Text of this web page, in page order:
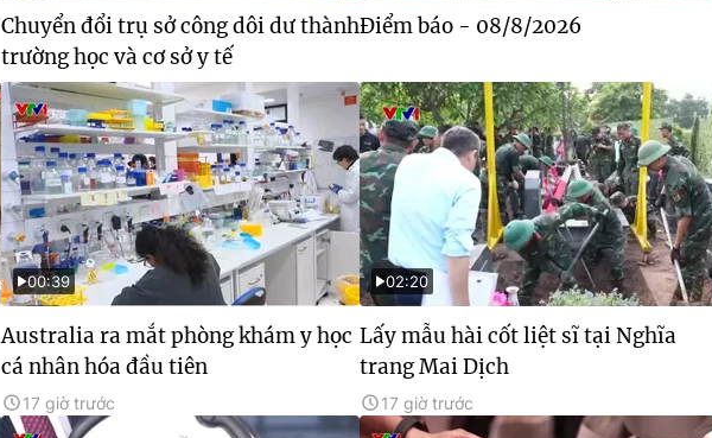
Chuyển đổi trụ sở công dôi dư thành
trường học và cơ sở y tế
Điểm báo - 08/8/2026
00:39
Australia ra mắt phòng khám y học
cá nhân hóa đầu tiên
17 giờ trước
02:20
Lấy mẫu hài cốt liệt sĩ tại Nghĩa
trang Mai Dịch
17 giờ trước